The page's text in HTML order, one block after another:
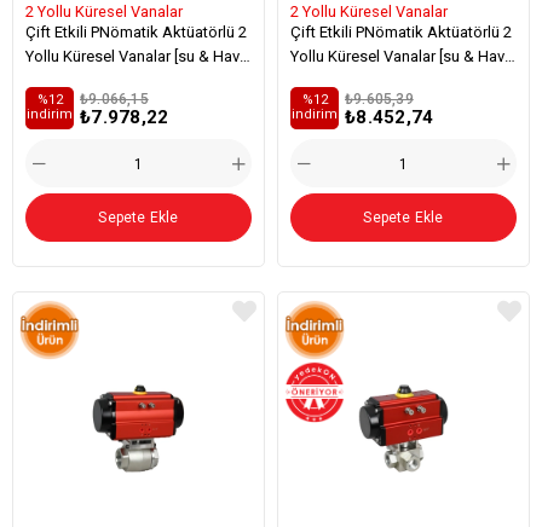
2 Yollu Küresel Vanalar
Çift Etkili PNömatik Aktüatörlü 2
Yollu Küresel Vanalar [su & Hava
Zemine Sac Monteli
₺7.978,22
₺9.066,15
%12
i̇ndirim
Sepete Ekle
2 Yollu Küresel Vanalar
Çift Etkili PNömatik Aktüatörlü 2
Yollu Küresel Vanalar [su & Hava
Zemine Sac Monteli - Viton
₺8.452,74
₺9.605,39
%12
i̇ndirim
Sepete Ekle